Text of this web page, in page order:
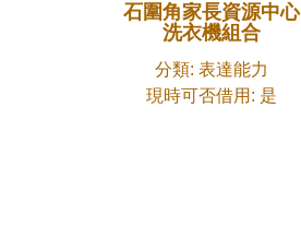
石圍角家長資源中心
洗衣機組合
分類: 表達能力
現時可否借用: 是